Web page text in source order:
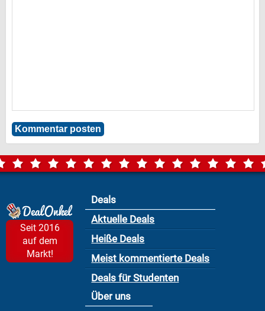
Seit 2016
auf dem
Markt!
Deals
Aktuelle Deals
Heiße Deals
Meist kommentierte Deals
Deals für Studenten
Über uns